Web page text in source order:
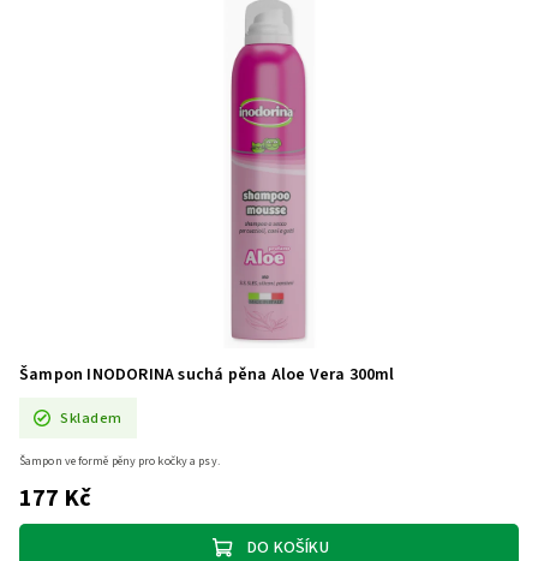
Šampon INODORINA suchá pěna Aloe Vera 300ml
Skladem
177 Kč
DO KOŠÍKU
Šampon ve formě pěny pro kočky a psy.